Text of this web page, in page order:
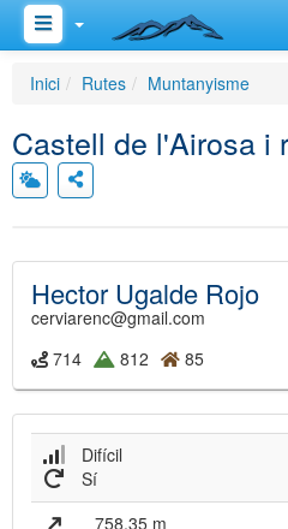
Inici Rutes Muntanyisme
Castell de l'Airosa i
Hector Ugalde Rojo
cerviarenc@gmail.com
714
812 85
Difícil
Sí
758,35 m